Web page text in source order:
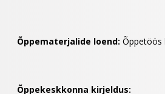
Õppematerjalide loend: Õppetöös
Õppekeskkonna kirjeldus: